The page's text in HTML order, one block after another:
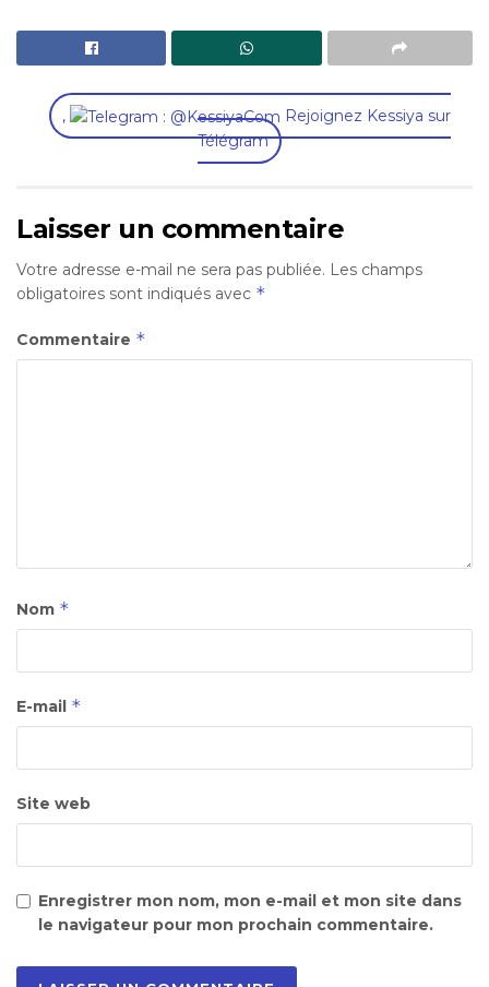
,
Rejoignez Kessiya sur
Télégram
Laisser un commentaire
Votre adresse e-mail ne sera pas publiée. Les champs
obligatoires sont indiqués avec *
Commentaire *
Nom *
E-mail *
Site web
Enregistrer mon nom, mon e-mail et mon site dans
le navigateur pour mon prochain commentaire.